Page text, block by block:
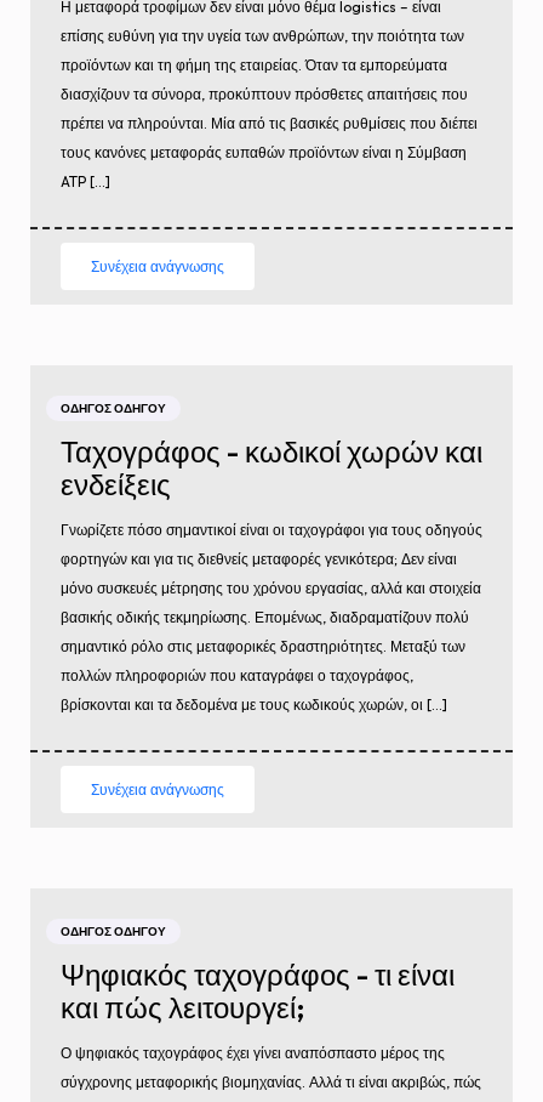
Η μεταφορά τροφίμων δεν είναι μόνο θέμα logistics – είναι
επίσης ευθύνη για την υγεία των ανθρώπων, την ποιότητα των
προϊόντων και τη φήμη της εταιρείας. Όταν τα εμπορεύματα
διασχίζουν τα σύνορα, προκύπτουν πρόσθετες απαιτήσεις που
πρέπει να πληρούνται. Μία από τις βασικές ρυθμίσεις που διέπει
τους κανόνες μεταφοράς ευπαθών προϊόντων είναι η Σύμβαση
ATP […]
Συνέχεια ανάγνωσης
ΟΔΗΓΌΣ ΟΔΗΓΟΎ
Ταχογράφος - κωδικοί χωρών και
ενδείξεις
Γνωρίζετε πόσο σημαντικοί είναι οι ταχογράφοι για τους οδηγούς
φορτηγών και για τις διεθνείς μεταφορές γενικότερα; Δεν είναι
μόνο συσκευές μέτρησης του χρόνου εργασίας, αλλά και στοιχεία
βασικής οδικής τεκμηρίωσης. Επομένως, διαδραματίζουν πολύ
σημαντικό ρόλο στις μεταφορικές δραστηριότητες. Μεταξύ των
πολλών πληροφοριών που καταγράφει ο ταχογράφος,
βρίσκονται και τα δεδομένα με τους κωδικούς χωρών, οι […]
Συνέχεια ανάγνωσης
ΟΔΗΓΌΣ ΟΔΗΓΟΎ
Ψηφιακός ταχογράφος - τι είναι
και πώς λειτουργεί;
Ο ψηφιακός ταχογράφος έχει γίνει αναπόσπαστο μέρος της
σύγχρονης μεταφορικής βιομηχανίας. Αλλά τι είναι ακριβώς, πώς